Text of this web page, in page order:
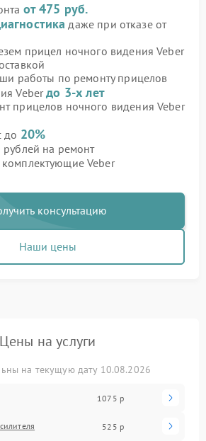
от 475 руб.
даже при отказе от
прицел ночного видения Veber
работы по ремонту прицелов
Veberдо 3-х лет
прицелов ночного видения Veber
до 20%
на ремонт
Veber
консультацию
Наши цены
Цены на услуги
на текущую дату 10.08.2026
1075 р
525 р